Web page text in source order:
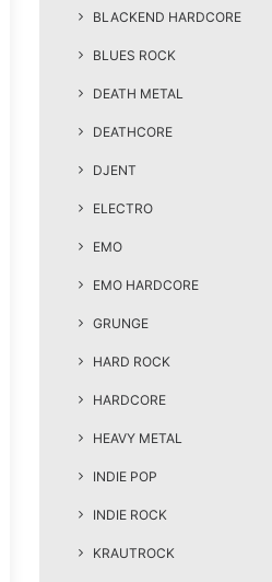
BLACKEND HARDCORE
BLUES ROCK
DEATH METAL
DEATHCORE
DJENT
ELECTRO
EMO
EMO HARDCORE
GRUNGE
HARD ROCK
HARDCORE
HEAVY METAL
INDIE POP
INDIE ROCK
KRAUTROCK